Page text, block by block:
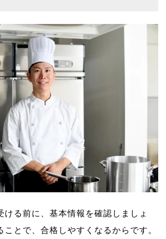
ける前に、基本情報を確認しましょ
ことで、合格しやすくなるからです。